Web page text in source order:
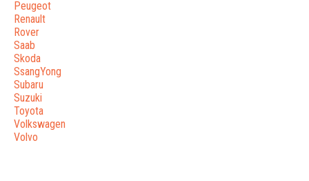
Peugeot
Renault
Rover
Saab
Skoda
SsangYong
Subaru
Suzuki
Toyota
Volkswagen
Volvo